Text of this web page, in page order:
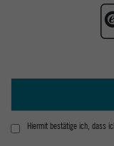
Hiermit bestätige ich, dass